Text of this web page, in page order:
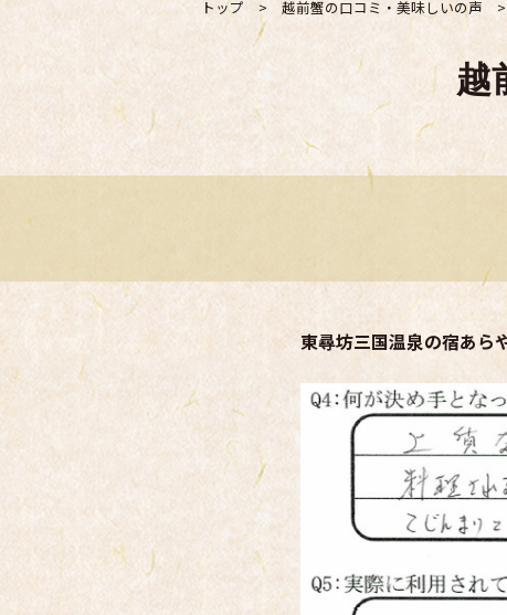
トップ > 越前蟹の口コミ・美味しいの声 >
越
東尋坊三国温泉の宿あら